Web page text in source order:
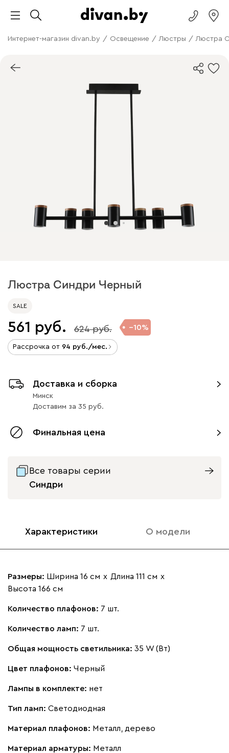
Интернет-магазин divan.by / Освещение / Люстры / Люстра
Люстра Синдри Черный
SALE
561 624 10
Рассрочка от 94 /мес.
Доставка и сборка
Минск
Доставим за 35
Финальная цена
Все товары серии
Синдри
Характеристики О модели
Размеры: Ширина 16 см х Длина 111 см х
Высота 166 см
Количество плафонов: 7 шт.
Количество ламп: 7 шт.
Общая мощность светильника: 35 W (Вт)
Цвет плафонов: Черный
Лампы в комплекте: нет
Тип ламп: Светодиодная
Материал плафонов: Металл, дерево
Материал арматуры: Металл